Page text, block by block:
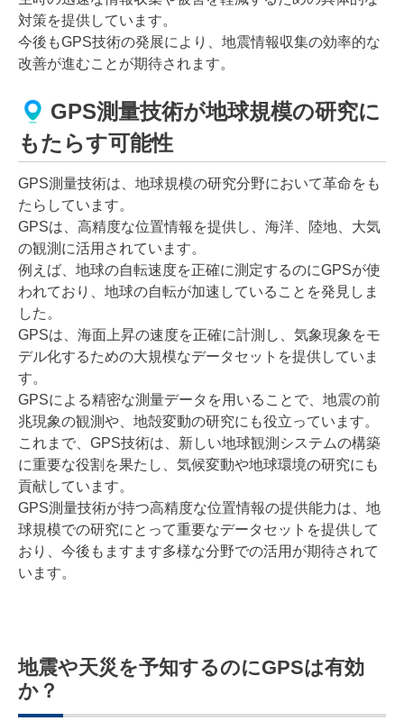
対策を提供しています。
今後もGPS技術の発展により、地震情報収集の効率的な
改善が進むことが期待されます。
GPS測量技術が地球規模の研究に
もたらす可能性
GPS測量技術は、地球規模の研究分野において革命をも
たらしています。
GPSは、高精度な位置情報を提供し、海洋、陸地、大気
の観測に活用されています。
例えば、地球の自転速度を正確に測定するのにGPSが使
われており、地球の自転が加速していることを発見しま
した。
GPSは、海面上昇の速度を正確に計測し、気象現象をモ
デル化するための大規模なデータセットを提供していま
す。
GPSによる精密な測量データを用いることで、地震の前
兆現象の観測や、地殻変動の研究にも役立っています。
これまで、GPS技術は、新しい地球観測システムの構築
に重要な役割を果たし、気候変動や地球環境の研究にも
貢献しています。
GPS測量技術が持つ高精度な位置情報の提供能力は、地
球規模での研究にとって重要なデータセットを提供して
おり、今後もますます多様な分野での活用が期待されて
います。
地震や天災を予知するのにGPSは有効
か？